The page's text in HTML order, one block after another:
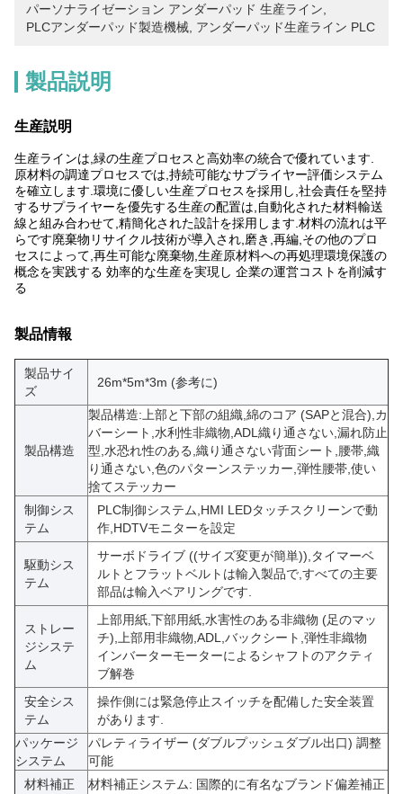
パーソナライゼーション アンダーパッド 生産ライン
PLCアンダーパッド製造機械 アンダーパッド生産ライン PLC
製品説明
生産説明
生産ラインは,緑の生産プロセスと高効率の統合で優れています.
原材料の調達プロセスでは,持続可能なサプライヤー評価システム
を確立します.環境に優しい生産プロセスを採用し,社会責任を堅持
するサプライヤーを優先する生産の配置は,自動化された材料輸送
線と組み合わせて,精簡化された設計を採用します.材料の流れは平
らです廃棄物リサイクル技術が導入され,磨き,再編,その他のプロ
セスによって,再生可能な廃棄物,生産原材料への再処理環境保護の
概念を実践する 効率的な生産を実現し 企業の運営コストを削減す
る
製品情報
製品サイ
ズ
26m*5m*3m (参考に)
製品構造
製品構造: 上部と下部の組織,綿のコア (SAPと混合),カ
バーシート,水利性非織物,ADL 織り通さない,漏れ防止
型,水恐れ性のある,織り通さない背面シート,腰帯,織
り通さない,色のパターンステッカー,弾性腰帯,使い
捨てステッカー
制御シス
テム
PLC制御システム,HMI LEDタッチスクリーンで動
作,HDTVモニターを設定
駆動シス
テム
サーボドライブ ((サイズ変更が簡単)),タイマーベ
ルトとフラットベルトは輸入製品で,すべての主要
部品は輸入ベアリングです.
ストレー
ジシステ
ム
上部用紙,下部用紙,水害性のある非織物 (足のマッ
チ),上部用非織物,ADL,バックシート,弾性非織物
インバーターモーターによるシャフトのアクティ
ブ解巻
安全シス
テム
操作側には緊急停止スイッチを配備した安全装置
があります.
パッケージ
システム
パレティライザー (ダブルプッシュダブル出口) 調整
可能
材料補正
材料補正システム: 国際的に有名なブランド偏差補正